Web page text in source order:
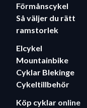
Förmånscykel
Så väljer du rätt
ramstorlek
Elcykel
Mountainbike
Cyklar Blekinge
Cykeltillbehör
Köp cyklar online